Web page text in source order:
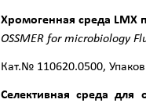
Хромогенная среда LMX
OSSMER for microbiology
Кат.№ 110620.0500,
Селективная среда